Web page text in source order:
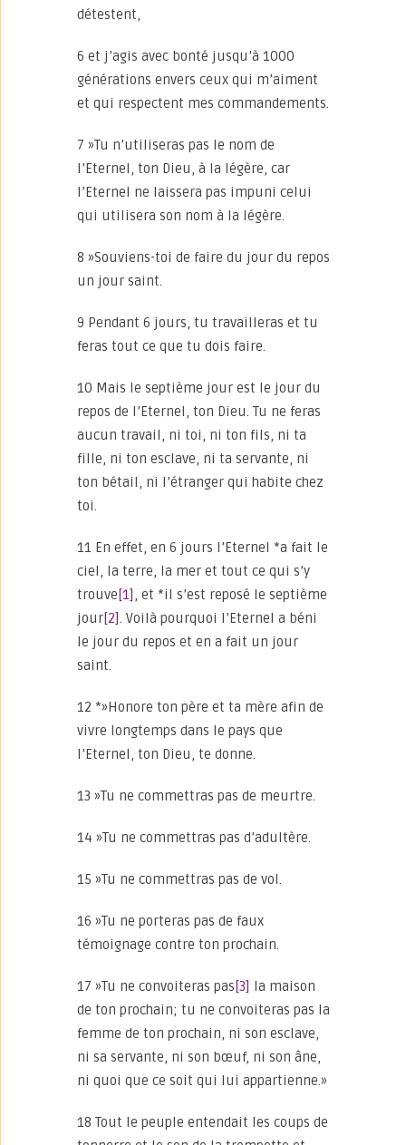
détestent,
6 et j’agis avec bonté jusqu’à 1000
générations envers ceux qui m’aiment
et qui respectent mes commandements.
7 »Tu n’utiliseras pas le nom de
l’Eternel, ton Dieu, à la légère, car
l’Eternel ne laissera pas impuni celui
qui utilisera son nom à la légère.
8 »Souviens-toi de faire du jour du repos
un jour saint.
9 Pendant 6 jours, tu travailleras et tu
feras tout ce que tu dois faire.
10 Mais le septième jour est le jour du
repos de l’Eternel, ton Dieu. Tu ne feras
aucun travail, ni toi, ni ton fils, ni ta
fille, ni ton esclave, ni ta servante, ni
ton bétail, ni l’étranger qui habite chez
toi.
11 En effet, en 6 jours l’Eternel *a fait le
ciel, la terre, la mer et tout ce qui s’y
trouve [1] , et *il s’est reposé le septième
jour[2]. Voilà pourquoi l’Eternel a béni
le jour du repos et en a fait un jour
saint.
12 *»Honore ton père et ta mère afin de
vivre longtemps dans le pays que
l’Eternel, ton Dieu, te donne.
13 »Tu ne commettras pas de meurtre.
14 »Tu ne commettras pas d’adultère.
15 »Tu ne commettras pas de vol.
16 »Tu ne porteras pas de faux
témoignage contre ton prochain.
17 »Tu ne convoiteras pas [3] la maison
de ton prochain; tu ne convoiteras pas la
femme de ton prochain, ni son esclave,
ni sa servante, ni son bœuf, ni son âne,
ni quoi que ce soit qui lui appartienne.»
18 Tout le peuple entendait les coups de